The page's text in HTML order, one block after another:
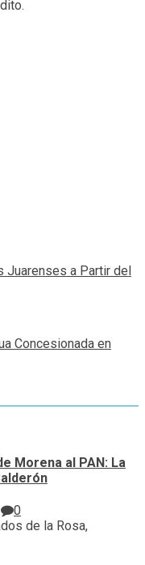
Juarenses a Partir del
Concesionada en
Morena al PAN: La
0
de la Rosa,